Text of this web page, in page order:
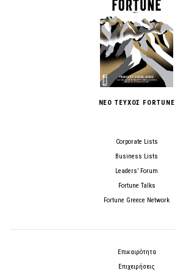
ΝΕΟ ΤΕΥΧΟΣ FORTUNE
Corporate Lists
Business Lists
Leaders’ Forum
Fortune Talks
Fortune Greece Network
Επικαιρότητα
Επιχειρήσεις